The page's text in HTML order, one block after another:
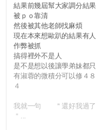
結果前幾屆幫大家調分結果
被ｐｏ靠清
然後被其他老師找麻煩
現在本來想歐趴的結果有人
作弊被抓
搞得裡外不是人
是不是想以後讓學弟妹都只
有淑蓉的微積分可以修４８
４
我就一句 ＂還好我過了
＂...